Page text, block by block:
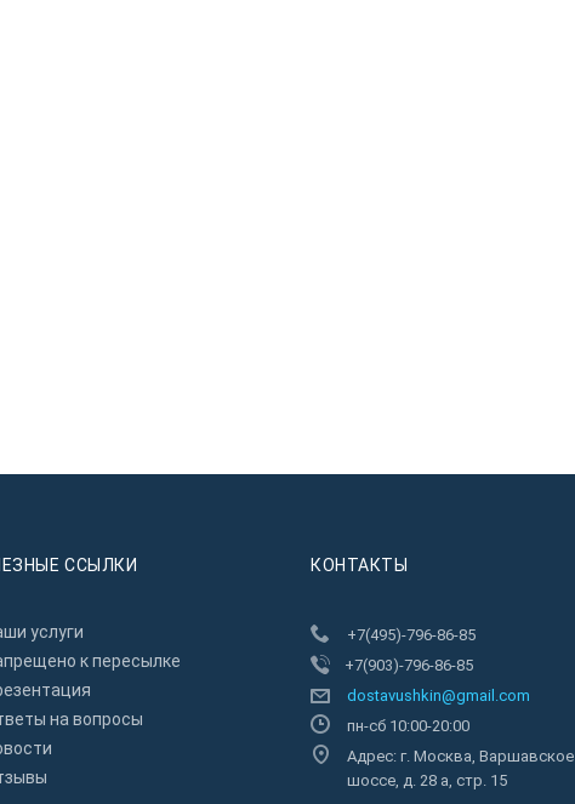
ССЫЛКИ
услуги
к пересылкe
на вопросы
КОНТАКТЫ
+7(495)-796-86-85
+7(903)-796-86-85
dostavushkin@gmail.com
пн-сб 10:00-20:00
Адрес: г. Москва, Варшавское
шоссе, д. 28 а, стр. 15